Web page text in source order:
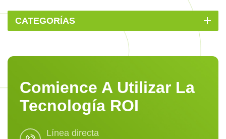
CATEGORÍAS
Comience A Utilizar La
Tecnología ROI
Línea directa